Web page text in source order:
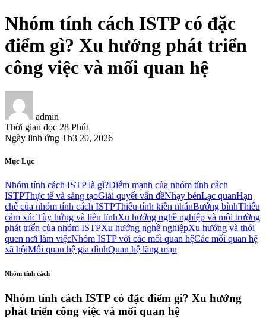
Nhóm tính cách ISTP có đặc
điểm gì? Xu hướng phát triển
công việc và mối quan hệ
admin
Thời gian đọc 28 Phút
Ngày linh ứng Th3 20, 2026
Mục Lục
Nhóm tính cách ISTP là gì?Điểm mạnh của nhóm tính cách
ISTPThực tế và sáng tạoGiải quyết vấn đềNhạy bénLạc quanHạn
chế của nhóm tính cách ISTPThiếu tính kiên nhẫnBướng bỉnhThiếu
cảm xúcTùy hứng và liều lĩnhXu hướng nghề nghiệp và môi trường
phát triển của nhóm ISTPXu hướng nghề nghiệpXu hướng và thói
quen nơi làm việcNhóm ISTP với các mối quan hệCác mối quan hệ
xã hộiMối quan hệ gia đìnhQuan hệ lãng mạn
Nhóm tính cách
Nhóm tính cách ISTP có đặc điểm gì? Xu hướng
phát triển công việc và mối quan hệ